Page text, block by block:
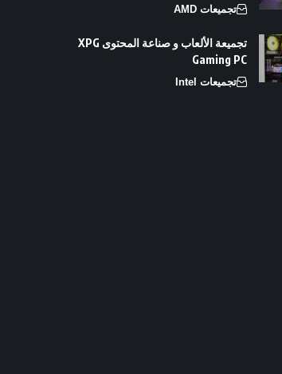
تجميعات AMD
تجميعة الألعاب و صناعة المحتوى XPG
Gaming PC
تجميعات Intel